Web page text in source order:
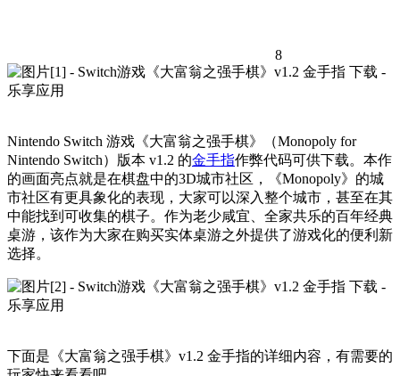
8
Nintendo Switch 游戏《大富翁之强手棋》（Monopoly for
Nintendo Switch）版本 v1.2 的金手指作弊代码可供下载。本作
的画面亮点就是在棋盘中的3D城市社区，《Monopoly》的城
市社区有更具象化的表现，大家可以深入整个城市，甚至在其
中能找到可收集的棋子。作为老少咸宜、全家共乐的百年经典
桌游，该作为大家在购买实体桌游之外提供了游戏化的便利新
选择。
下面是《大富翁之强手棋》v1.2 金手指的详细内容，有需要的